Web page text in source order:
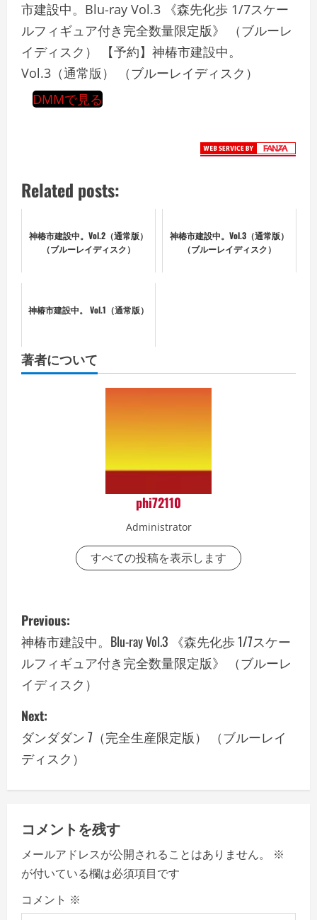
市建設中。Blu-ray Vol.3 《森先化歩 1/7スケー
ルフィギュア付き完全数量限定版》 （ブルーレ
イディスク） 【予約】神椿市建設中。
Vol.3（通常版） （ブルーレイディスク）
DMMで見る
Related posts:
神椿市建設中。Vol.2（通常版）
（ブルーレイディスク）
神椿市建設中。Vol.3（通常版）
（ブルーレイディスク）
神椿市建設中。 Vol.1（通常版）
著者について
phi72110
Administrator
すべての投稿を表示します
P
o
s
t
n
a
v
i
g
a
t
Previous:
神椿市建設中。Blu-ray Vol.3 《森先化歩 1/7スケー
ルフィギュア付き完全数量限定版》 （ブルーレ
イディスク）
Next:
ダンダダン 7（完全生産限定版） （ブルーレイ
ディスク）
コメントを残す
メールアドレスが公開されることはありません。
※
が付いている欄は必須項目です
コメント ※